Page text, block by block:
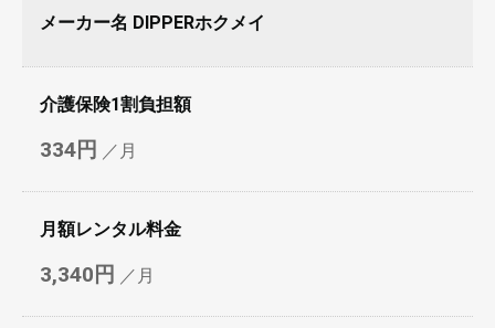
メーカー名 DIPPERホクメイ
介護保険1割負担額
334円 ／月
月額レンタル料金
3,340円 ／月